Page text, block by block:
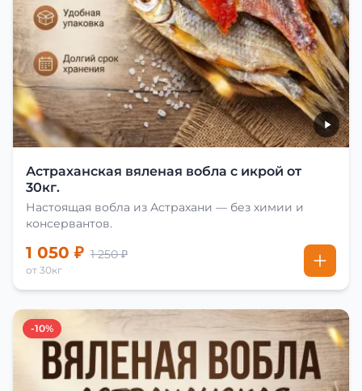
Астраханская вяленая вобла с икрой от
30кг.
Настоящая вобла из Астрахани — без химии и
консервантов.
1 050 ₽ 1 250 ₽
от 30кг
-10%